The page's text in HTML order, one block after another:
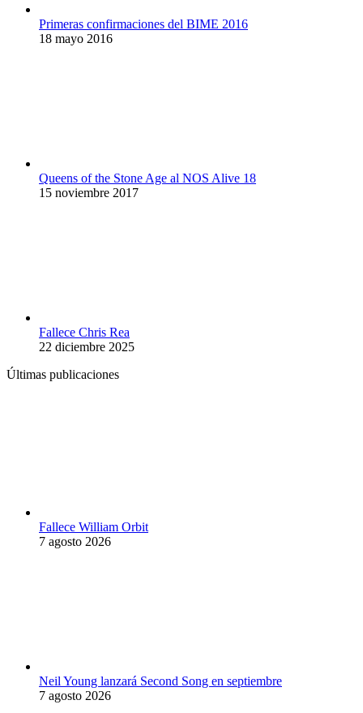
Primeras confirmaciones del BIME 2016
18 mayo 2016
Queens of the Stone Age al NOS Alive 18
15 noviembre 2017
Fallece Chris Rea
22 diciembre 2025
Últimas publicaciones
Fallece William Orbit
7 agosto 2026
Neil Young lanzará Second Song en septiembre
7 agosto 2026